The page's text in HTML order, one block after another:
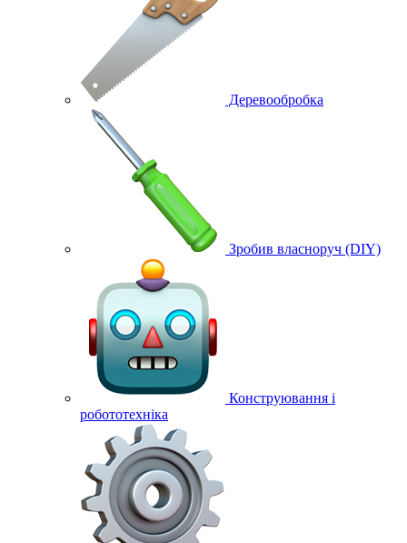
Деревообробка
Зробив власноруч (DIY)
Конструювання і
робототехніка